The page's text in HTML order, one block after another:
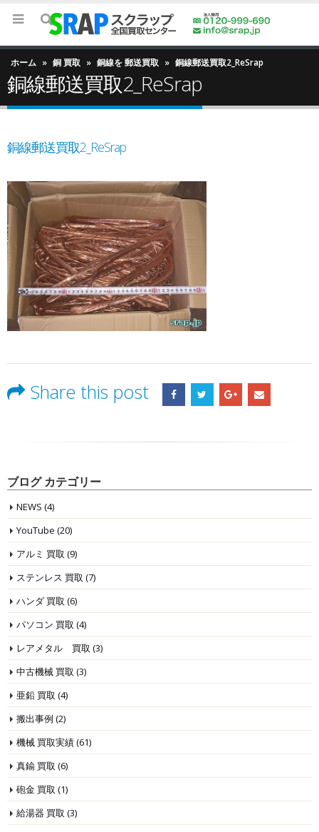
ホーム » 銅 買取 » 銅線を 郵送買取 » 銅線郵送買取2_ReSrap
銅線郵送買取2_ReSrap
銅線郵送買取2_ReSrap
Share this post
ブログ カテゴリー
NEWS (4)
YouTube (20)
アルミ 買取 (9)
ステンレス 買取 (7)
ハンダ 買取 (6)
パソコン 買取 (4)
レアメタル 買取 (3)
中古機械 買取 (3)
亜鉛 買取 (4)
搬出事例 (2)
機械 買取実績(61)
真鍮 買取 (6)
砲金 買取 (1)
給湯器 買取 (3)